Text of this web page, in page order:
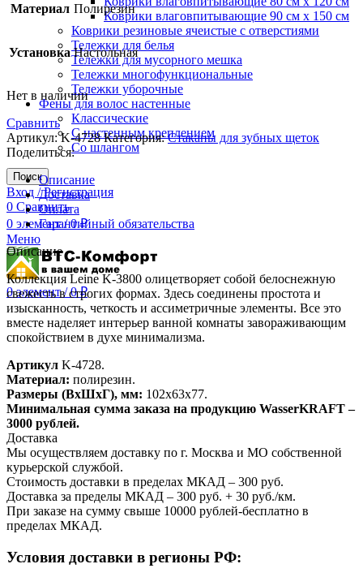
Коврики влаговпитывающие 90 см х 150 см
Коврики резиновые ячеистые с отверстиями
Тележки для белья
Тележки для мусорного мешка
Тележки многофункциональные
Тележки уборочные
Фены для волос настенные
Классические
С настенным креплением
Со шлангом
Поиск
Вход / Регистрация
0 Сравнить
0 элемент / 0₽
Меню
0элемент / 0₽
Материал Полирезин
Установка Настольная
Нет в наличии
Сравнить
Артикул:K-4728Категория: Стаканы для зубных щеток
Поделиться:
Описание
Доставка
Оплата
Гарантийный обязательства
Описание
Коллекция Leine K-3800 олицетворяет собой белоснежную
свежесть в строгих формах. Здесь соединены простота и
изысканность, четкость и ассиметричные элементы. Все это
вместе наделяет интерьер ванной комнаты завораживающим
спокойствием в духе минимализма.
Артикул K-4728.
Материал: полирезин.
Размеры (ВхШхГ), мм: 102х63х77.
Минимальная сумма заказа на продукцию WasserKRAFT –
3000 рублей.
Доставка
Мы осуществляем доставку по г. Москва и МО собственной
курьерской службой.
Стоимость доставки в пределах МКАД – 300 руб.
Доставка за пределы МКАД – 300 руб. + 30 руб./км.
При заказе на сумму свыше 10000 рублей-бесплатно в
пределах МКАД.
Условия доставки в регионы РФ: